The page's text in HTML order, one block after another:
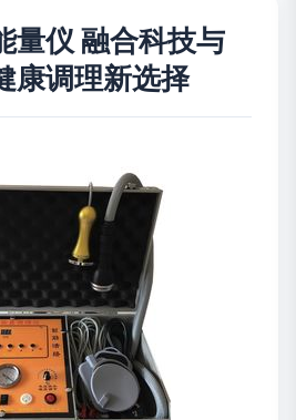
量仪 融合科技与
康调理新选择